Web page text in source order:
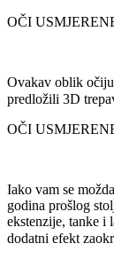
OČI
Ovakav oblik
predložili 3D
OČI
Iako vam se
godina prošlog
ekstenzije, tanke i
dodatni efekt